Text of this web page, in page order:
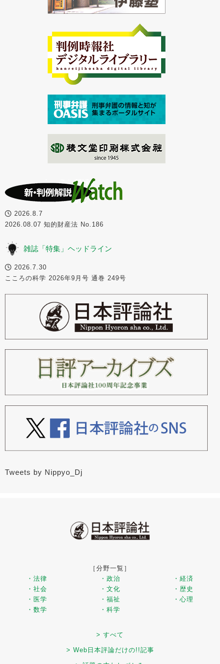
2026.8.7
2026.08.07 知的財産法 No.186
雑誌「特集」ヘッドライン
2026.7.30
こころの科学 2026年9月号 通巻 249号
Tweets by Nippyo_Dj
［分野一覧］
・法律
・政治
・経済
・社会
・文化
・歴史
・医学
・福祉
・心理
・数学
・科学
> すべて
> Web日本評論だけの!!記事